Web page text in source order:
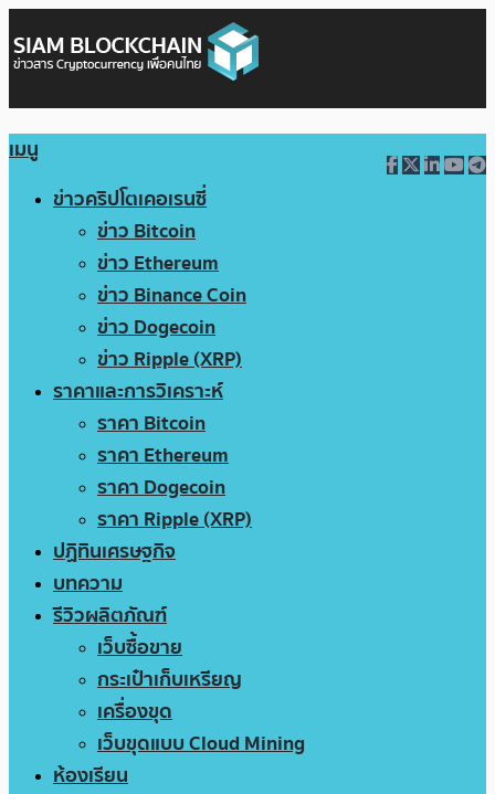
เมนู
ข่าวคริปโตเคอเรนซี่
ข่าว Bitcoin
ข่าว Ethereum
ข่าว Binance Coin
ข่าว Dogecoin
ข่าว Ripple (XRP)
ราคาและการวิเคราะห์
ราคา Bitcoin
ราคา Ethereum
ราคา Dogecoin
ราคา Ripple (XRP)
ปฏิทินเศรษฐกิจ
บทความ
รีวิวผลิตภัณฑ์
เว็บซื้อขาย
กระเป๋าเก็บเหรียญ
เครื่องขุด
เว็บขุดแบบ Cloud Mining
ห้องเรียน